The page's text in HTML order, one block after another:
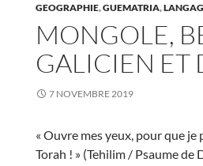
GEOGRAPHIE,GUEMATRIA,
MONGOLE,
GALICIEN ET
7 NOVEMBRE 2019
« Ouvre mes yeux, pour que
Torah ! » (Tehilim / Psaume de